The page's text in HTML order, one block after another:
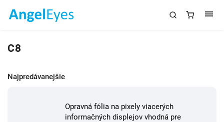
C8
Najpredávanejšie
Opravná fólia na pixely viacerých
informačných displejov vhodná pre